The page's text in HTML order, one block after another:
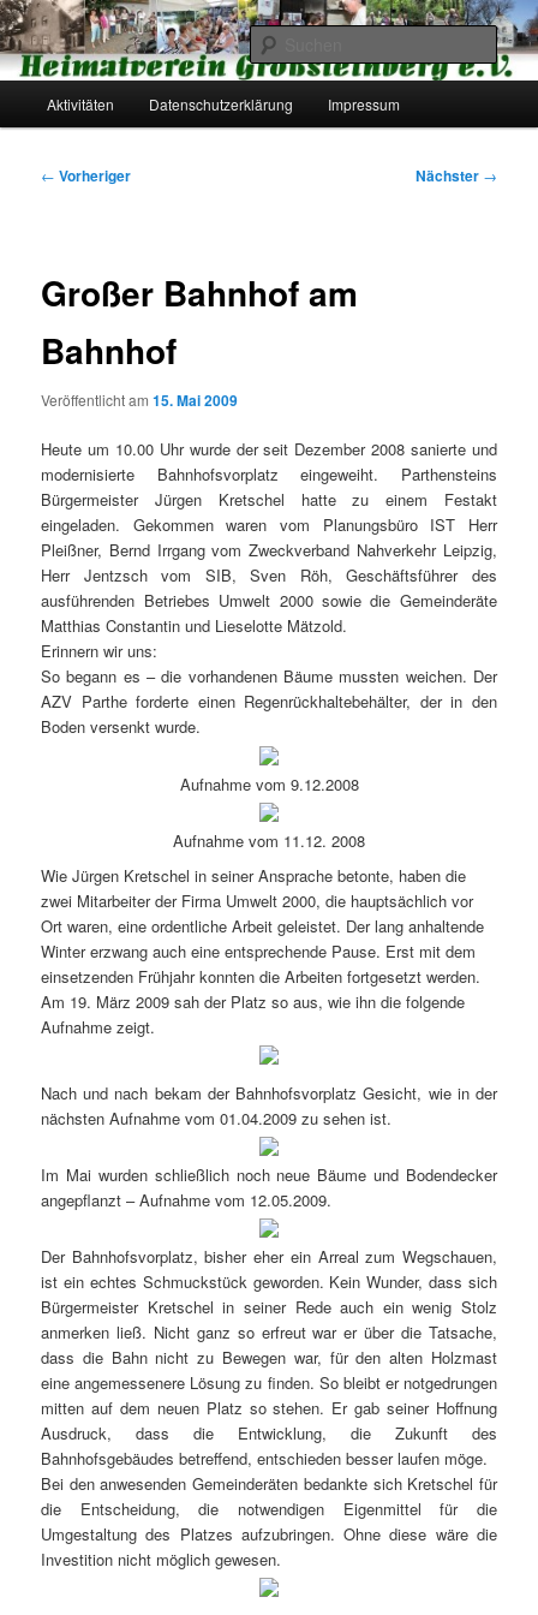
Zum
primären
Inhalt
springenHeimatverein Großsteinberg e.V.
Aktivitäten Datenschutzerklärung Impressum
Beitragsnavigation
← Vorheriger Nächster →
Großer Bahnhof am
Bahnhof
Veröffentlicht am15. Mai 2009
Heute um 10.00 Uhr wurde der seit Dezember 2008 sanierte und
modernisierte Bahnhofsvorplatz eingeweiht. Parthensteins
Bürgermeister Jürgen Kretschel hatte zu einem Festakt
eingeladen. Gekommen waren vom Planungsbüro IST Herr
Pleißner, Bernd Irrgang vom Zweckverband Nahverkehr Leipzig,
Herr Jentzsch vom SIB, Sven Röh, Geschäftsführer des
ausführenden Betriebes Umwelt 2000 sowie die Gemeinderäte
Matthias Constantin und Lieselotte Mätzold.
Erinnern wir uns:
So begann es – die vorhandenen Bäume mussten weichen. Der
AZV Parthe forderte einen Regenrückhaltebehälter, der in den
Boden versenkt wurde.
Aufnahme vom 9.12.2008
Aufnahme vom 11.12. 2008
Wie Jürgen Kretschel in seiner Ansprache betonte, haben die
zwei Mitarbeiter der Firma Umwelt 2000, die hauptsächlich vor
Ort waren, eine ordentliche Arbeit geleistet. Der lang anhaltende
Winter erzwang auch eine entsprechende Pause. Erst mit dem
einsetzenden Frühjahr konnten die Arbeiten fortgesetzt werden.
Am 19. März 2009 sah der Platz so aus, wie ihn die folgende
Aufnahme zeigt.
Nach und nach bekam der Bahnhofsvorplatz Gesicht, wie in der
nächsten Aufnahme vom 01.04.2009 zu sehen ist.
Im Mai wurden schließlich noch neue Bäume und Bodendecker
angepflanzt – Aufnahme vom 12.05.2009.
Der Bahnhofsvorplatz, bisher eher ein Arreal zum Wegschauen,
ist ein echtes Schmuckstück geworden. Kein Wunder, dass sich
Bürgermeister Kretschel in seiner Rede auch ein wenig Stolz
anmerken ließ. Nicht ganz so erfreut war er über die Tatsache,
dass die Bahn nicht zu Bewegen war, für den alten Holzmast
eine angemessenere Lösung zu finden. So bleibt er notgedrungen
mitten auf dem neuen Platz so stehen. Er gab seiner Hoffnung
Ausdruck, dass die Entwicklung, die Zukunft des
Bahnhofsgebäudes betreffend, entschieden besser laufen möge.
Bei den anwesenden Gemeinderäten bedankte sich Kretschel für
die Entscheidung, die notwendigen Eigenmittel für die
Umgestaltung des Platzes aufzubringen. Ohne diese wäre die
Investition nicht möglich gewesen.